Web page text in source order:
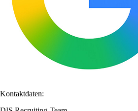
Kontaktdaten: